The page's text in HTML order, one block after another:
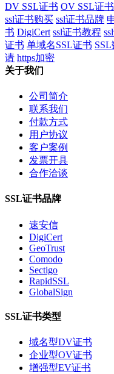
DV SSL证书 OV SSL证书
ssl证书购买 ssl证书品牌
书 DigiCert ssl证书教程
证书 单域名SSL证书
请 https加密
关于我们
公司简介
联系我们
付款方式
用户协议
客户案例
发票开具
合作洽谈
SSL证书品牌
速安信
DigiCert
GeoTrust
Comodo
Sectigo
RapidSSL
GlobalSign
SSL证书类型
域名型DV证书
企业型OV证书
增强型EV证书